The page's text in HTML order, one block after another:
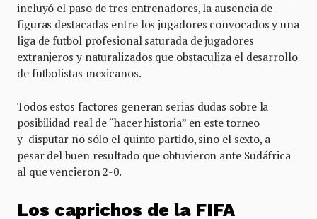
incluyó el paso de tres entrenadores, la ausencia de
figuras destacadas entre los jugadores convocados y una
liga de futbol profesional saturada de jugadores
extranjeros y naturalizados que obstaculiza el desarrollo
de futbolistas mexicanos.
Todos estos factores generan serias dudas sobre la
posibilidad real de “hacer historia” en este torneo
y disputar no sólo el quinto partido, sino el sexto, a
pesar del buen resultado que obtuvieron ante Sudáfrica
al que vencieron 2-0.
Los caprichos de la FIFA